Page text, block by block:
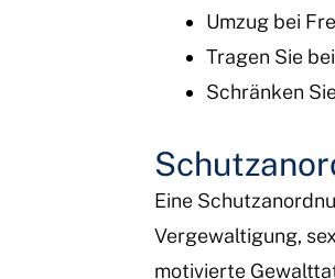
Umzug bei
Tragen Sie
Schränken
Eine
Vergewaltigung,
motivierte